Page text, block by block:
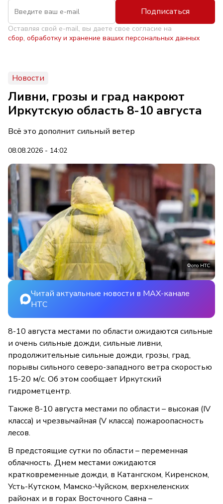
Подписаться
Оставляя свой e-mail, вы даете свое согласие на
сбор, обработку и хранение ваших персональных данных
Новости
Ливни, грозы и град накроют
Иркутскую область 8-10 августа
Всё это дополнит сильный ветер
08.08.2026 - 14:02
Фото НТС
Читай актуальные новости в MAX-канале
НТС
8-10 августа местами по области ожидаются сильные
и очень сильные дожди, сильные ливни,
продолжительные сильные дожди, грозы, град,
порывы сильного северо-западного ветра скоростью
15-20 м/с. Об этом сообщает Иркутский
гидрометцентр.
Также 8-10 августа местами по области – высокая (IV
класса) и чрезвычайная (V класса) пожароопасность
лесов.
В предстоящие сутки по области – переменная
облачность. Днем местами ожидаются
кратковременные дожди, в Катангском, Киренском,
Усть-Кутском, Мамско-Чуйском, верхнеленских
районах и в горах Восточного Саяна –